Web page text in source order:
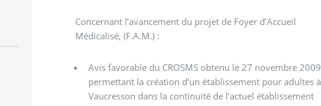
Concernant l’avancement du projet de Foyer d’Accueil
Médicalisé, (F.A.M.) :
Avis favorable du CROSMS obtenu le 27 novembre 2009
permettant la création d’un établissement pour adultes à
Vaucresson dans la continuité de l’actuel établissement